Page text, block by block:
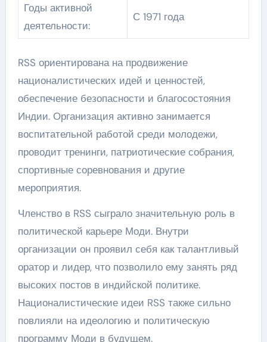
Годы активной
деятельности:
С 1971 года
RSS ориентирована на продвижение
националистических идей и ценностей,
обеспечение безопасности и благосостояния
Индии. Организация активно занимается
воспитательной работой среди молодежи,
проводит тренинги, патриотические собрания,
спортивные соревнования и другие
мероприятия.
Членство в RSS сыграло значительную роль в
политической карьере Моди. Внутри
организации он проявил себя как талантливый
оратор и лидер, что позволило ему занять ряд
высоких постов в индийской политике.
Националистические идеи RSS также сильно
повлияли на идеологию и политическую
программу Моди в будущем.